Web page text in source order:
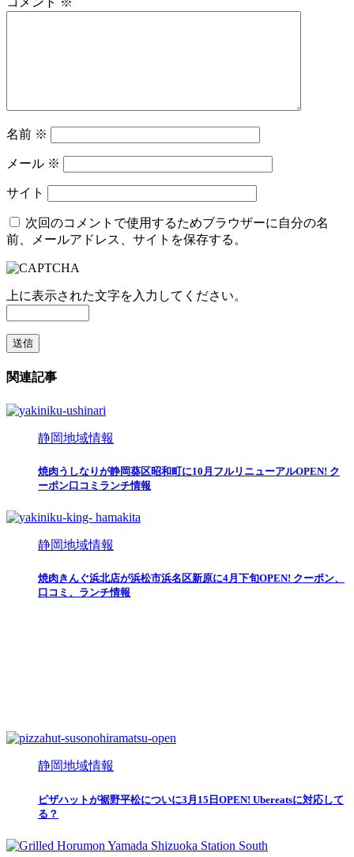
名前 ※
メール ※
サイト
次回のコメントで使用するためブラウザーに自分の名
前、メールアドレス、サイトを保存する。
上に表示された文字を入力してください。
関連記事
静岡地域情報
焼肉うしなりが静岡葵区昭和町に10月フルリニューアルOPEN! ク
ーポン口コミランチ情報
静岡地域情報
焼肉きんぐ浜北店が浜松市浜名区新原に4月下旬OPEN! クーポン、
口コミ、ランチ情報
静岡地域情報
ピザハットが裾野平松についに3月15日OPEN! Ubereatsに対応して
る？